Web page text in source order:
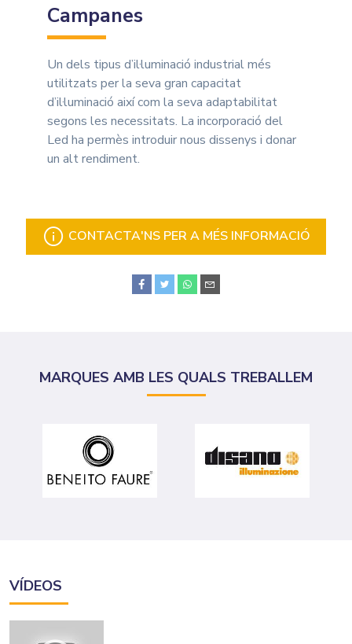
Campanes
Un dels tipus d’il·luminació industrial més
utilitzats per la seva gran capacitat
d’il·luminació així com la seva adaptabilitat
segons les necessitats. La incorporació del
Led ha permès introduir nous dissenys i donar
un alt rendiment.
CONTACTA'NS PER A MÉS INFORMACIÓ
MARQUES AMB LES QUALS TREBALLEM
VÍDEOS